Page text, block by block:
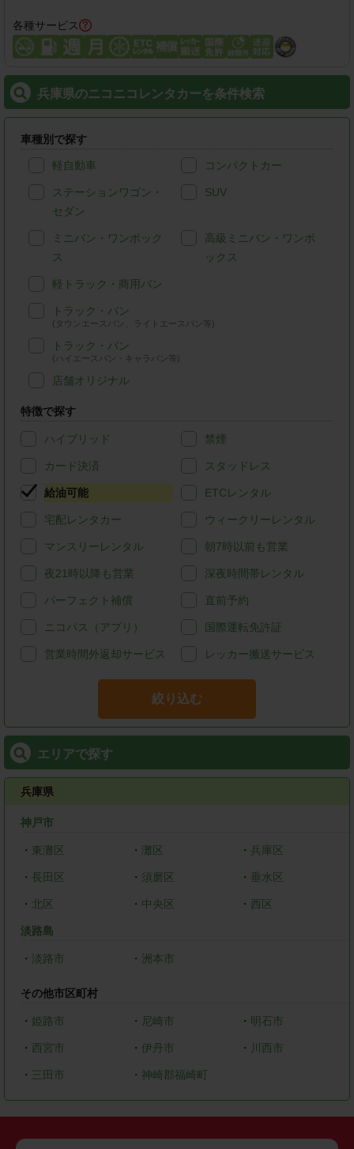
各種サービス
兵庫県のニコニコレンタカーを条件検索
車種別で探す
軽自動車 コンパクトカー
ステーションワゴン・
セダン
SUV
ミニバン・ワンボック
ス
高級ミニバン・ワンボ
ックス
軽トラック・商用バン
トラック・バン
(タウンエースバン、ライトエースバン等)
トラック・バン
(ハイエースバン・キャラバン等)
店舗オリジナル
特徴で探す
ハイブリッド 禁煙
カード決済 スタッドレス
給油可能 ETCレンタル
宅配レンタカー ウィークリーレンタル
マンスリーレンタル 朝7時以前も営業
夜21時以降も営業 深夜時間帯レンタル
パーフェクト補償 直前予約
ニコパス（アプリ） 国際運転免許証
営業時間外返却サービス レッカー搬送サービス
絞り込む
エリアで探す
兵庫県
神戸市
・ 東灘区 ・ 灘区 ・ 兵庫区
・ 長田区 ・ 須磨区 ・ 垂水区
・ 北区 ・ 中央区 ・ 西区
淡路島
・ 淡路市 ・ 洲本市
その他市区町村
・ 姫路市 ・ 尼崎市 ・ 明石市
・ 西宮市 ・ 伊丹市 ・ 川西市
・ 三田市 ・ 神崎郡福崎町